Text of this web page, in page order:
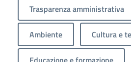
Trasparenza amministrativa
Ambiente Cultura e